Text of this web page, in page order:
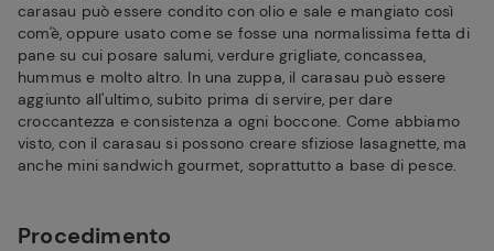
carasau può essere condito con olio e sale e mangiato così
com'è, oppure usato come se fosse una normalissima fetta di
pane su cui posare salumi, verdure grigliate, concassea,
hummus e molto altro. In una zuppa, il carasau può essere
aggiunto all'ultimo, subito prima di servire, per dare
croccantezza e consistenza a ogni boccone. Come abbiamo
visto, con il carasau si possono creare sfiziose lasagnette, ma
anche mini sandwich gourmet, soprattutto a base di pesce.
Procedimento